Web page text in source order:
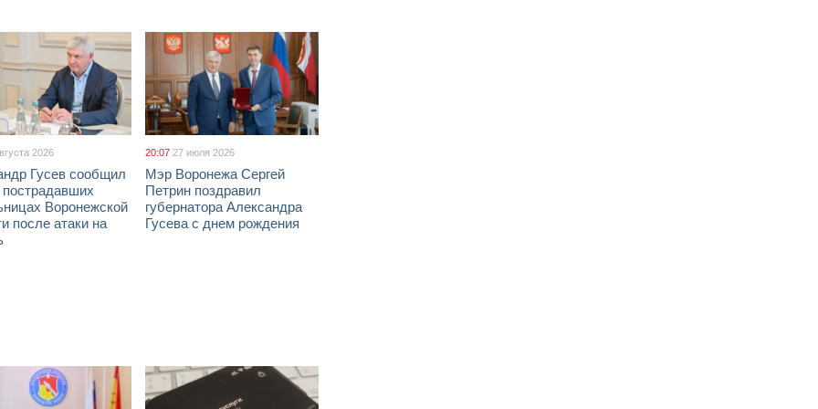
2026
Гусев сообщил
Воронежской
после атаки на
20:07 27 июля 2026
Мэр Воронежа Сергей
Петрин поздравил
губернатора Александра
Гусева с днем рождения